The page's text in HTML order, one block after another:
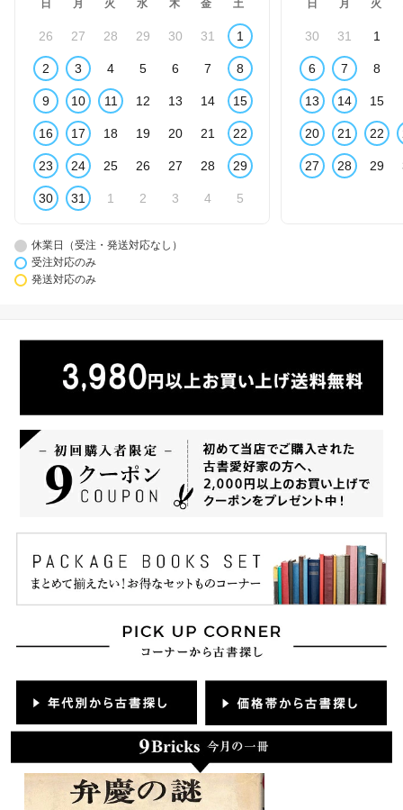
日 月 火 水 木 金 土
26 27 28 29 30 31 1
2 3 4 5 6 7 8
9 10 11 12 13 14 15
16 17 18 19 20 21 22
23 24 25 26 27 28 29
30 31 1 2 3 4 5
日 月 火
30 31 1
6 7 8
13 14 15
20 21 22
27 28 29
休業日（受注・発送対応なし）
受注対応のみ
発送対応のみ